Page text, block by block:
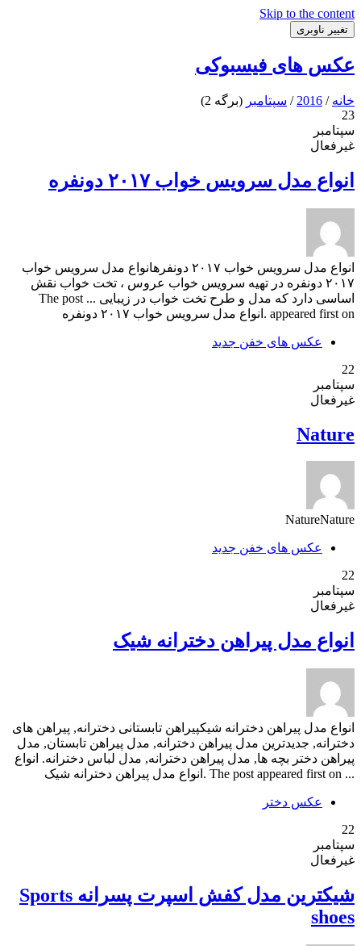
Skip to the content
تغییر ناوبری
عکس های فیسبوکی
خانه /
2016
/ سپتامبر (برگه 2)
23
سپتامبر
غیرفعال
انواع مدل سرویس خواب ۲۰۱۷ دونفره
انواع مدل سرویس خواب ۲۰۱۷ دونفرهانواع مدل سرویس خواب
۲۰۱۷ دونفره در تهیه سرویس خواب عروس ، تخت خواب نقش
اساسی دارد که مدل و طرح تخت خواب در زیبایی ... The post
appeared first on .انواع مدل سرویس خواب ۲۰۱۷ دونفره
عکس های خفن جدید
22
سپتامبر
غیرفعال
Nature
NatureNature
عکس های خفن جدید
22
سپتامبر
غیرفعال
انواع مدل پیراهن دخترانه شیک
انواع مدل پیراهن دخترانه شیکپیراهن تابستانی دخترانه, پیراهن های
دخترانه, جدیدترین مدل پیراهن دخترانه, مدل پیراهن تابستان, مدل
پیراهن دختر بچه ها, مدل پیراهن دخترانه, مدل لباس دخترانه. انواع
... The post appeared first on .انواع مدل پیراهن دخترانه شیک
عکس دختر
22
سپتامبر
غیرفعال
شیکترین مدل کفش اسپرت پسرانه Sports
shoes